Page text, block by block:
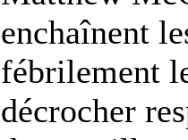
enchaînent
fébrilement
décrocher